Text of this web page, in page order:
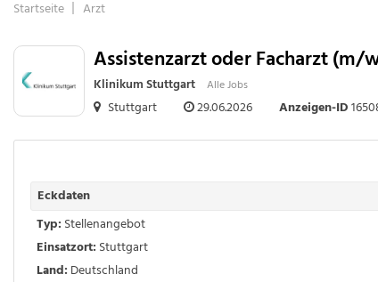
Startseite Arzt
Assistenzarzt oder Facharzt
Klinikum Stuttgart Alle Jobs
Stuttgart 29.06.2026 Anzeigen-ID
Eckdaten
Typ: Stellenangebot
Einsatzort: Stuttgart
Land: Deutschland